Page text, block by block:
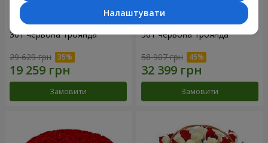
301 червона троянда
29 629 грн
Замовити
501 червона троянда
58 907 грн
Замовити
Налаштувати